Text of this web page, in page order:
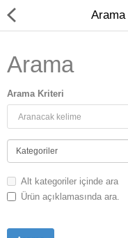
Kameralar
Kayıt Cihazları
Mobil Ürünler
Arama
Arama Kriteri
Alt kategoriler içinde ara
Ürün açıklamasında ara.